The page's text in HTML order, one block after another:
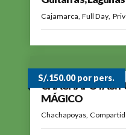
Vacas
Cajamarca Full Day
S/.150.00 por pers.
CHACHAPOYAS:
MÁGICO
Chachapoyas